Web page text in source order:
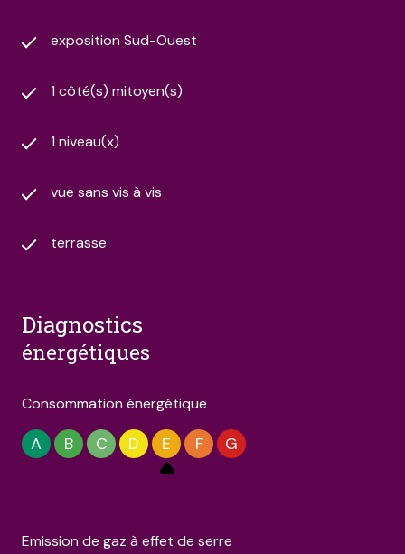
exposition Sud-Ouest
1 côté(s) mitoyen(s)
1 niveau(x)
vue sans vis à vis
terrasse
diagnostics
énergétiques
Consommation énergétique
A B C D E F G
Emission de gaz à effet de serre